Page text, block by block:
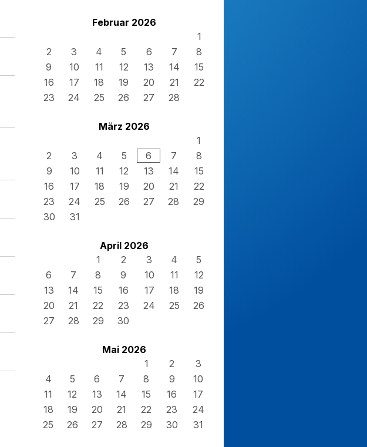
Februar 2026
1
2
3 4 5 6 7
8
9
10 11 12 13 14
15
16
17 18 19 20 21
22
23
24 25 26 27 28
März 2026
1
2
3 4 5 6 7
8
9
10 11 12 13 14
15
16
17 18 19 20 21
22
23
24 25 26 27 28
29
30
31
April 2026
1
2 3 4
5
6
7 8 9 10 11
12
13
14 15 16 17 18
19
20
21 22 23 24 25
26
27
28 29 30
Mai 2026
1
2
3
4
5 6 7 8 9
10
11
12 13 14 15 16
17
18
19 20 21 22 23
24
25
26 27 28 29 30 31